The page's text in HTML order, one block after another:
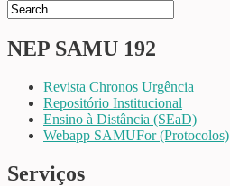
NEP SAMU 192
Revista Chronos Urgência
Repositório Institucional
Ensino à Distância (SEaD)
Webapp SAMUFor (Protocolos)
Serviços